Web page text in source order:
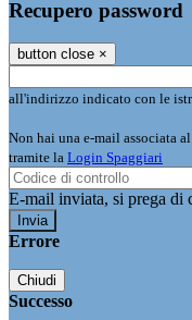
Recupero password
button close ×
all'indirizzo indicato con le
Non hai una e-mail associata
tramite la Login Spaggiari
E-mail inviata, si prega di
Errore
Chiudi
Successo